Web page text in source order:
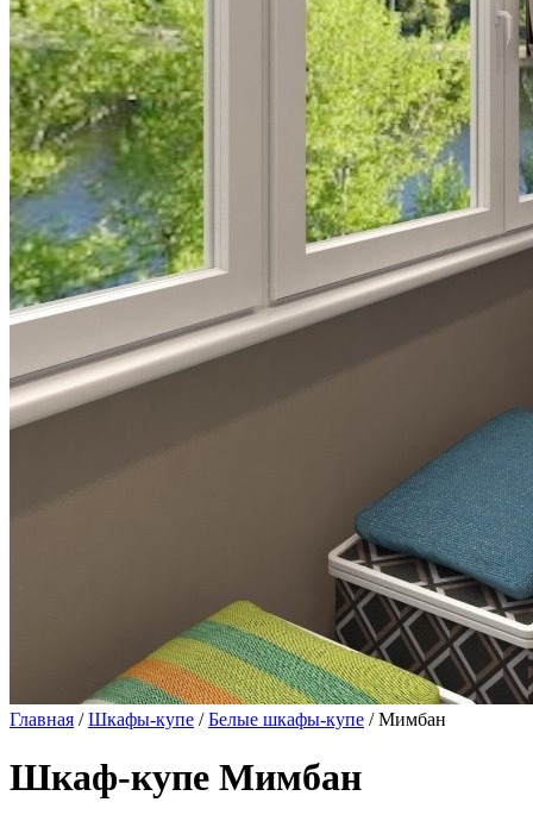
Главная /Шкафы-купе /Белые шкафы-купе / Мимбан
Шкаф-купе Мимбан